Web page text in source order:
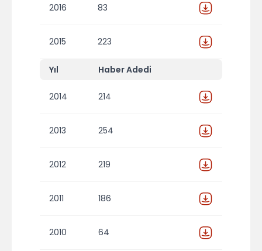
2016 83
2015 223
Yıl Haber Adedi
2014 214
2013 254
2012 219
2011 186
2010 64